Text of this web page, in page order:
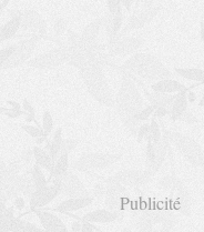
Publicité